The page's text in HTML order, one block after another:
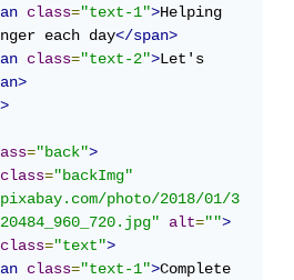
class="text-1">Helping
each day</span>
class="text-2">Let's
="back">
class="backImg"
photo/2018/01/3
alt="">
class="text">
class="text-1">Complete